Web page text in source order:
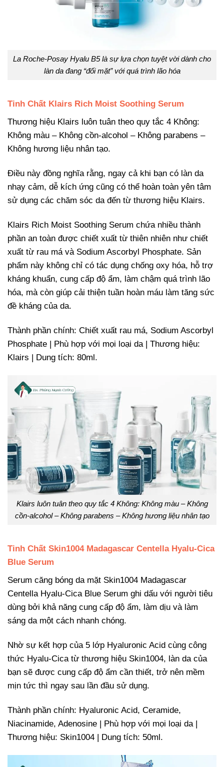
La Roche-Posay Hyalu B5 là sự lựa chọn tuyệt vời dành cho
làn da đang “đối mặt” với quá trình lão hóa
Tinh Chất Klairs Rich Moist Soothing Serum
Thương hiệu Klairs luôn tuân theo quy tắc 4 Không:
Không màu – Không cồn-alcohol – Không parabens –
Không hương liệu nhân tạo.
Điều này đồng nghĩa rằng, ngay cả khi bạn có làn da
nhạy cảm, dễ kích ứng cũng có thể hoàn toàn yên tâm
sử dụng các chăm sóc da đến từ thương hiệu Klairs.
Klairs Rich Moist Soothing Serum chứa nhiều thành
phần an toàn được chiết xuất từ thiên nhiên như chiết
xuất từ rau má và Sodium Ascorbyl Phosphate. Sản
phẩm này không chỉ có tác dụng chống oxy hóa, hỗ trợ
kháng khuẩn, cung cấp độ ẩm, làm chậm quá trình lão
hóa, mà còn giúp cải thiện tuần hoàn máu làm tăng sức
đề kháng của da.
Thành phần chính: Chiết xuất rau má, Sodium Ascorbyl
Phosphate | Phù hợp với mọi loại da | Thương hiệu:
Klairs | Dung tích: 80ml.
Klairs luôn tuân theo quy tắc 4 Không: Không màu – Không
cồn-alcohol – Không parabens – Không hương liệu nhân tạo
Tinh Chất Skin1004 Madagascar Centella Hyalu-Cica
Blue Serum
Serum căng bóng da mặt Skin1004 Madagascar
Centella Hyalu-Cica Blue Serum ghi dấu với người tiêu
dùng bởi khả năng cung cấp độ ẩm, làm dịu và làm
sáng da một cách nhanh chóng.
Nhờ sự kết hợp của 5 lớp Hyaluronic Acid cùng công
thức Hyalu-Cica từ thương hiệu Skin1004, làn da của
bạn sẽ được cung cấp độ ẩm cần thiết, trở nên mềm
mịn tức thì ngay sau lần đầu sử dụng.
Thành phần chính: Hyaluronic Acid, Ceramide,
Niacinamide, Adenosine | Phù hợp với mọi loại da |
Thương hiệu: Skin1004 | Dung tích: 50ml.